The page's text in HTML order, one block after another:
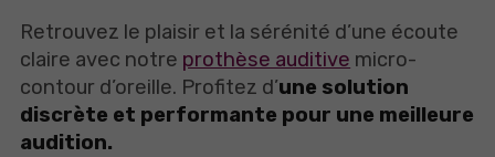
Retrouvez le plaisir et la sérénité d’une écoute
claire avec notre prothèse auditive micro-
contour d’oreille. Profitez d’une solution
discrète et performante pour une meilleure
audition.